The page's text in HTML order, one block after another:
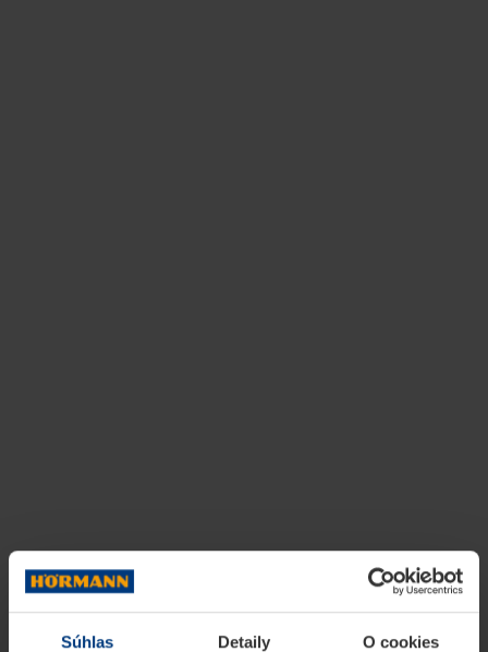
Súhlas Detaily O cookies